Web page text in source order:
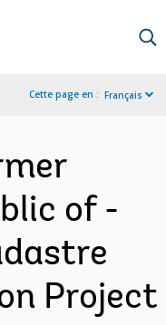
Cette page en : Français
of -
Project